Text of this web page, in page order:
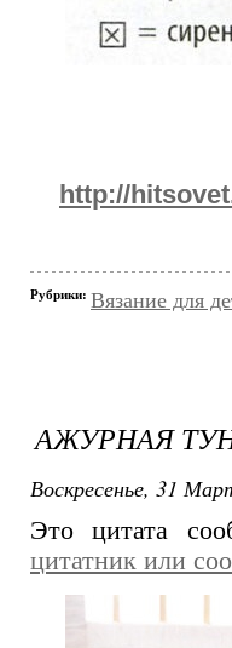
http://
Рубрики: Вязание для
АЖУРНАЯ
Воскресенье, 31
Это цитата
цитатник или